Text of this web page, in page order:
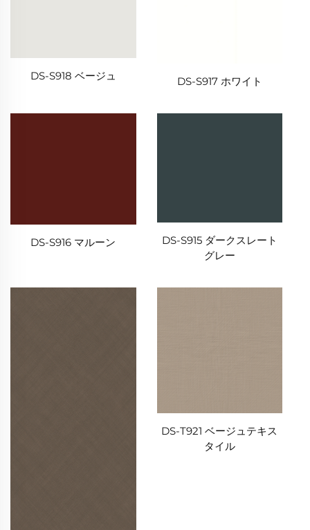
DS-S918 ベージュ DS-S917 ホワイト
DS-S916 マルーン
DS-S915 ダークスレート
グレー
DS-T921 ベージュテキス
タイル